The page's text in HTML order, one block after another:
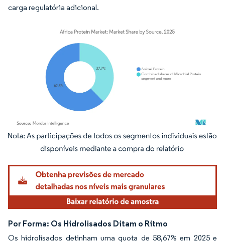
carga regulatória adicional.
Imagem © Mordor Intelligence. O reuso requer atribuição conforme CC BY 4.0.
Por Forma: Os Hidrolisados Ditam o Ritmo
Os hidrolisados detinham uma quota de 58,67% em 2025 e